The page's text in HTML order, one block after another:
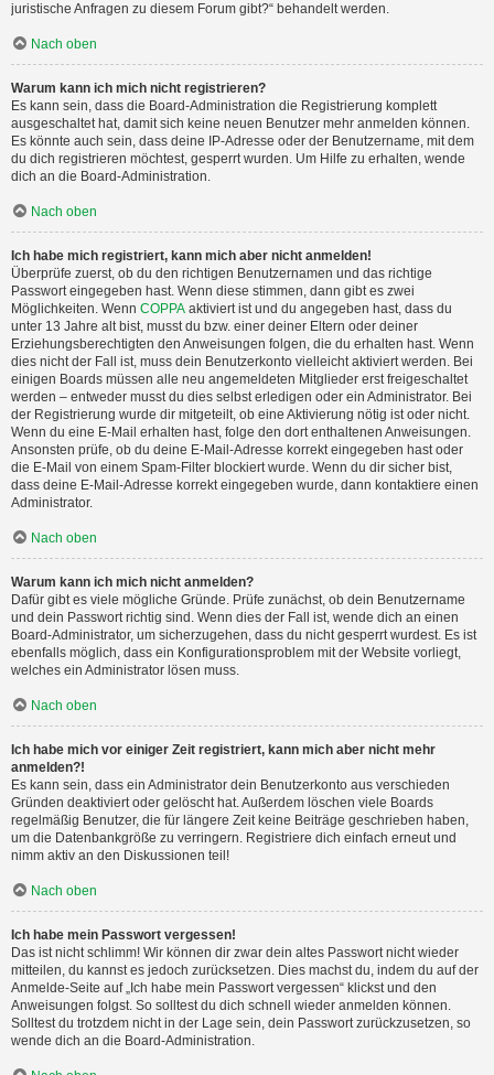
juristische Anfragen zu diesem Forum gibt?“ behandelt werden.
Nach oben
Warum kann ich mich nicht registrieren?
Es kann sein, dass die Board-Administration die Registrierung komplett
ausgeschaltet hat, damit sich keine neuen Benutzer mehr anmelden können.
Es könnte auch sein, dass deine IP-Adresse oder der Benutzername, mit dem
du dich registrieren möchtest, gesperrt wurden. Um Hilfe zu erhalten, wende
dich an die Board-Administration.
Nach oben
Ich habe mich registriert, kann mich aber nicht anmelden!
Überprüfe zuerst, ob du den richtigen Benutzernamen und das richtige
Passwort eingegeben hast. Wenn diese stimmen, dann gibt es zwei
Möglichkeiten. Wenn COPPA aktiviert ist und du angegeben hast, dass du
unter 13 Jahre alt bist, musst du bzw. einer deiner Eltern oder deiner
Erziehungsberechtigten den Anweisungen folgen, die du erhalten hast. Wenn
dies nicht der Fall ist, muss dein Benutzerkonto vielleicht aktiviert werden. Bei
einigen Boards müssen alle neu angemeldeten Mitglieder erst freigeschaltet
werden – entweder musst du dies selbst erledigen oder ein Administrator. Bei
der Registrierung wurde dir mitgeteilt, ob eine Aktivierung nötig ist oder nicht.
Wenn du eine E-Mail erhalten hast, folge den dort enthaltenen Anweisungen.
Ansonsten prüfe, ob du deine E-Mail-Adresse korrekt eingegeben hast oder
die E-Mail von einem Spam-Filter blockiert wurde. Wenn du dir sicher bist,
dass deine E-Mail-Adresse korrekt eingegeben wurde, dann kontaktiere einen
Administrator.
Nach oben
Warum kann ich mich nicht anmelden?
Dafür gibt es viele mögliche Gründe. Prüfe zunächst, ob dein Benutzername
und dein Passwort richtig sind. Wenn dies der Fall ist, wende dich an einen
Board-Administrator, um sicherzugehen, dass du nicht gesperrt wurdest. Es ist
ebenfalls möglich, dass ein Konfigurationsproblem mit der Website vorliegt,
welches ein Administrator lösen muss.
Nach oben
Ich habe mich vor einiger Zeit registriert, kann mich aber nicht mehr
anmelden?!
Es kann sein, dass ein Administrator dein Benutzerkonto aus verschieden
Gründen deaktiviert oder gelöscht hat. Außerdem löschen viele Boards
regelmäßig Benutzer, die für längere Zeit keine Beiträge geschrieben haben,
um die Datenbankgröße zu verringern. Registriere dich einfach erneut und
nimm aktiv an den Diskussionen teil!
Nach oben
Ich habe mein Passwort vergessen!
Das ist nicht schlimm! Wir können dir zwar dein altes Passwort nicht wieder
mitteilen, du kannst es jedoch zurücksetzen. Dies machst du, indem du auf der
Anmelde-Seite auf „Ich habe mein Passwort vergessen“ klickst und den
Anweisungen folgst. So solltest du dich schnell wieder anmelden können.
Solltest du trotzdem nicht in der Lage sein, dein Passwort zurückzusetzen, so
wende dich an die Board-Administration.